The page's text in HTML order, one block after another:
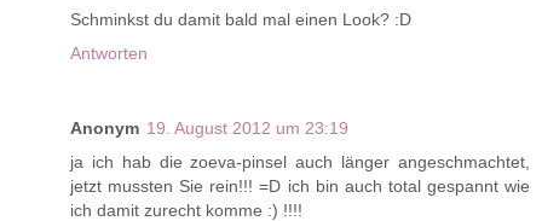
Schminkst du damit bald mal einen Look? :D
Antworten
Anonym 19. August 2012 um 23:19
ja ich hab die zoeva-pinsel auch länger angeschmachtet,
jetzt mussten Sie rein!!! =D ich bin auch total gespannt wie
ich damit zurecht komme :) !!!!